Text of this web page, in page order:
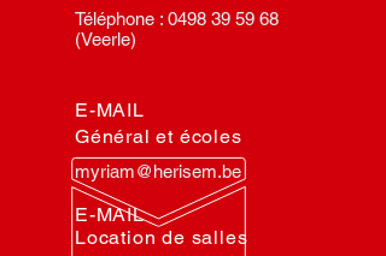
Téléphone : 0498 39 59 68
(Veerle)
E-MAIL
Général et écoles
myriam@herisem.be
E-MAIL
Location de salles